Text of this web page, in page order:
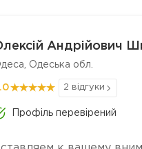
Андрійович
Одеська обл.
2 відгуки
Профіль перевірений